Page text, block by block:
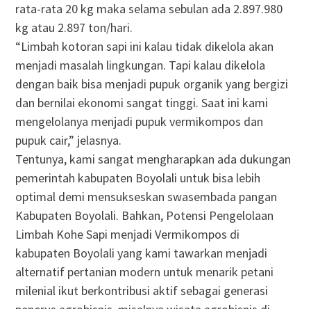
rata-rata 20 kg maka selama sebulan ada 2.897.980
kg atau 2.897 ton/hari.
“Limbah kotoran sapi ini kalau tidak dikelola akan
menjadi masalah lingkungan. Tapi kalau dikelola
dengan baik bisa menjadi pupuk organik yang bergizi
dan bernilai ekonomi sangat tinggi. Saat ini kami
mengelolanya menjadi pupuk vermikompos dan
pupuk cair,” jelasnya.
Tentunya, kami sangat mengharapkan ada dukungan
pemerintah kabupaten Boyolali untuk bisa lebih
optimal demi mensukseskan swasembada pangan
Kabupaten Boyolali. Bahkan, Potensi Pengelolaan
Limbah Kohe Sapi menjadi Vermikompos di
kabupaten Boyolali yang kami tawarkan menjadi
alternatif pertanian modern untuk menarik petani
milenial ikut berkontribusi aktif sebagai generasi